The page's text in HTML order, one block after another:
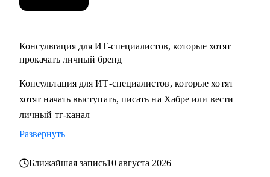
Консультация для ИТ-специалистов, которые хотят
прокачать личный бренд
Консультация для ИТ-специалистов, которые хотят
хотят начать выступать, писать на Хабре или вести
личный тг-канал
Развернуть
Ближайшая запись10 августа 2026